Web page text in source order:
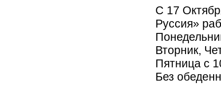
С 17
Руссия»
Вторник,
Пятница с
Без